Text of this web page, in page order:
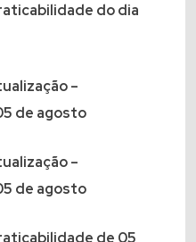
do dia
–
de agosto
–
de agosto